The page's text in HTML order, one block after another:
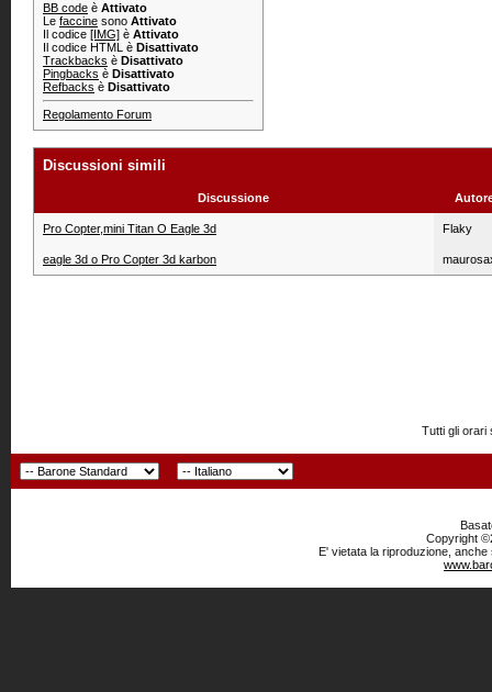
BB code è Attivato
Le faccine sono Attivato
Il codice [IMG] è Attivato
Il codice HTML è Disattivato
Trackbacks è Disattivato
Pingbacks è Disattivato
Refbacks è Disattivato
Regolamento Forum
Discussioni simili
Discussione
Pro Copter,mini Titan O Eagle 3d Flaky
eagle 3d o Pro Copter 3d karbon
Tutti gli orari
Copyright
E' vietata la riproduzione,